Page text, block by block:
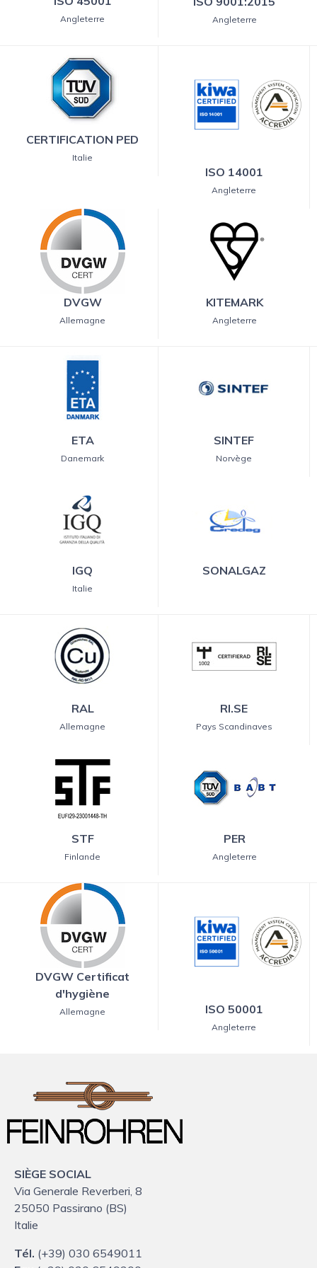
Angleterre Angleterre
CERTIFICATION PED
Italie
ISO 14001
Angleterre
DVGW
Allemagne
KITEMARK
Angleterre
ETA
Danemark
SINTEF
Norvège
IGQ
Italie
SONALGAZ
RAL
Allemagne
RI.SE
Pays Scandinaves
STF
Finlande
PER
Angleterre
DVGW Certificat
d'hygiène
Allemagne ISO 50001
Angleterre
SIÈGE SOCIAL
Via Generale Reverberi, 8
25050 Passirano (BS)
Italie
Tél. (+39) 030 6549011